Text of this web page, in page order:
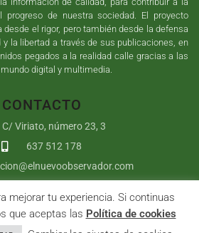
progreso de nuestra sociedad. El proyecto
el rigor, pero también desde la defensa
y la libertad a través de sus publicaciones, en
pegados a la realidad calle gracias a las
digital y multimedia.
CONTACTO
C/ Viriato, número 23, 3
637 512 178
Observador | Sumurdigital Diseño web
Reserved |
mejorar tu experiencia. Si continuas
que aceptas las Política de cookies